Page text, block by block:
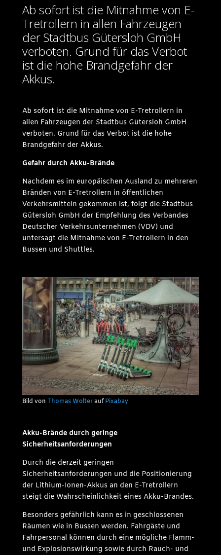
Ab sofort ist die Mitnahme von E-
Tretrollern in allen Fahrzeugen
der Stadtbus Gütersloh GmbH
verboten. Grund für das Verbot
ist die hohe Brandgefahr der
Akkus.
Ab sofort ist die Mitnahme von E-Tretrollern in
allen Fahrzeugen der Stadtbus Gütersloh GmbH
verboten. Grund für das Verbot ist die hohe
Brandgefahr der Akkus.
Gefahr durch Akku-Brände
Nachdem es im europäischen Ausland zu mehreren
Bränden von E-Tretrollern in öffentlichen
Verkehrsmitteln gekommen ist, folgt die Stadtbus
Gütersloh GmbH der Empfehlung des Verbandes
Deutscher Verkehrsunternehmen (VDV) und
untersagt die Mitnahme von E-Tretrollern in den
Bussen und Shuttles.
Bild von Thomas WolteraufPixabay
Akku-Brände durch geringe
Sicherheitsanforderungen
Durch die derzeit geringen
Sicherheitsanforderungen und die Positionierung
der Lithium-Ionen-Akkus an den E-Tretrollern
steigt die Wahrscheinlichkeit eines Akku-Brandes.
Besonders gefährlich kann es in geschlossenen
Räumen wie in Bussen werden. Fahrgäste und
Fahrpersonal können durch eine mögliche Flamm-
und Explosionswirkung sowie durch Rauch- und